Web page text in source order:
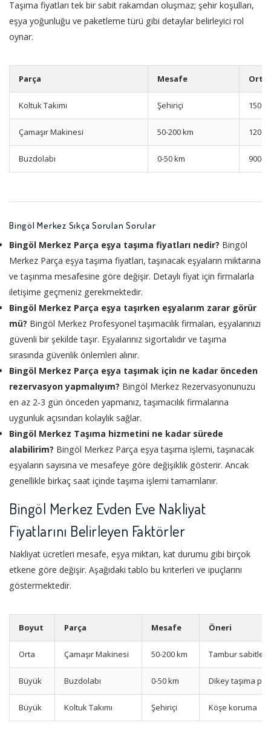
Taşıma fiyatları tek bir sabit rakamdan oluşmaz; şehir koşulları,
eşya yoğunluğu ve paketleme türü gibi detaylar belirleyici rol
oynar.
Parça Mesafe
Koltuk Takımı Şehiriçi 1500-
Çamaşır Makinesi 50-200 km 1200-
Buzdolabı 0-50 km 900-
Bingöl Merkez Sıkça Sorulan Sorular
Bingöl Merkez Parça eşya taşıma fiyatları nedir? Bingöl
Merkez Parça eşya taşıma fiyatları, taşınacak eşyaların miktarına
ve taşınma mesafesine göre değişir. Detaylı fiyat için firmalarla
iletişime geçmeniz gerekmektedir.
Bingöl Merkez Parça eşya taşırken eşyalarım zarar görür
mü? Bingöl Merkez Profesyonel taşımacılık firmaları, eşyalarınızı
güvenli bir şekilde taşır. Eşyalarınız sigortalıdır ve taşıma
sırasında güvenlik önlemleri alınır.
Bingöl Merkez Parça eşya taşımak için ne kadar önceden
rezervasyon yapmalıyım? Bingöl Merkez Rezervasyonunuzu
en az 2-3 gün önceden yapmanız, taşımacılık firmalarına
uygunluk açısından kolaylık sağlar.
Bingöl Merkez Taşıma hizmetini ne kadar sürede
alabilirim? Bingöl Merkez Parça eşya taşıma işlemi, taşınacak
eşyaların sayısına ve mesafeye göre değişiklik gösterir. Ancak
genellikle birkaç saat içinde taşıma işlemi tamamlanır.
Bingöl Merkez Evden Eve Nakliyat
Fiyatlarını Belirleyen Faktörler
Nakliyat ücretleri mesafe, eşya miktarı, kat durumu gibi birçok
etkene göre değişir. Aşağıdaki tablo bu kriterleri ve ipuçlarını
göstermektedir.
Boyut Parça Mesafe Öneri
Orta Çamaşır Makinesi 50-200 km Tambur
Büyük Buzdolabı 0-50 km Dikey taşıma
Büyük Koltuk Takımı Şehiriçi Köşe koruma